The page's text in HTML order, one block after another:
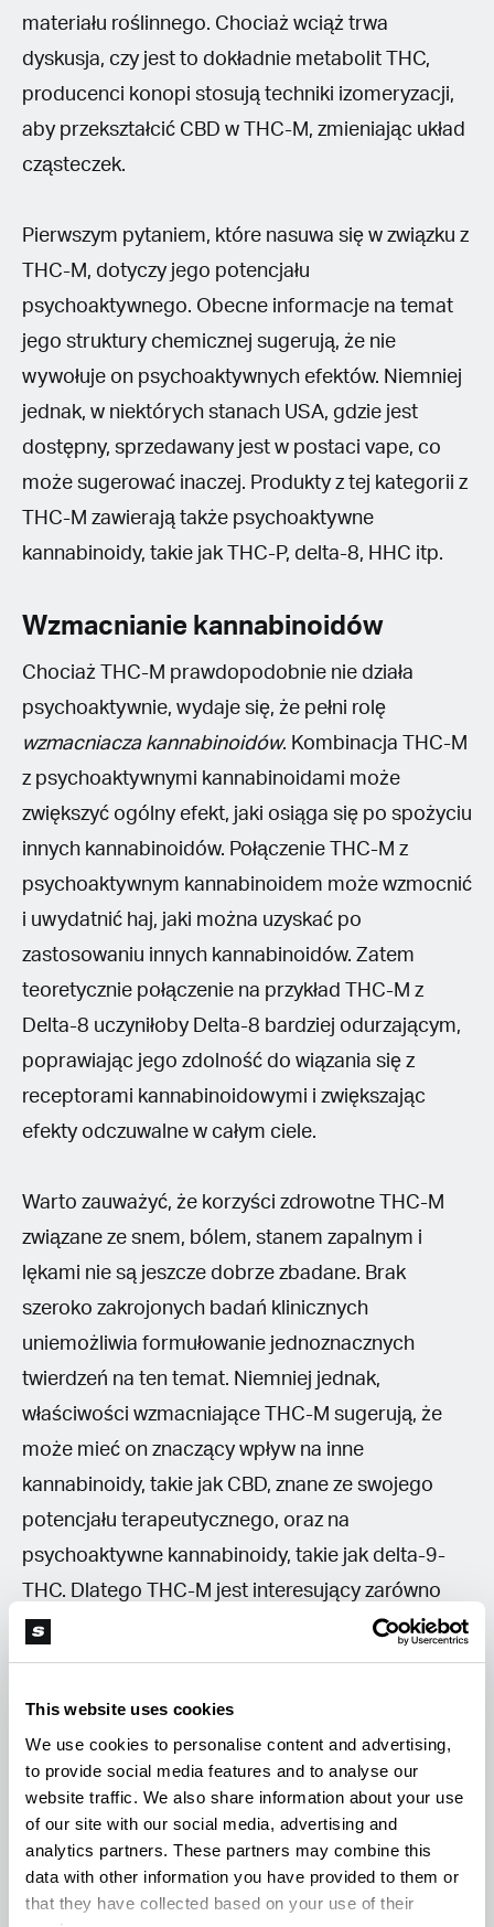
This website uses cookies
We use cookies to personalise content and advertising,
to provide social media features and to analyse our
website traffic. We also share information about your use
of our site with our social media, advertising and
analytics partners. These partners may combine this
data with other information you have provided to them or
that they have collected based on your use of their
materiału roślinnego. Chociaż wciąż trwa
dyskusja, czy jest to dokładnie metabolit THC,
producenci konopi stosują techniki izomeryzacji,
aby przekształcić CBD w THC-M, zmieniając układ
cząsteczek.
Pierwszym pytaniem, które nasuwa się w związku z
THC-M, dotyczy jego potencjału
psychoaktywnego. Obecne informacje na temat
jego struktury chemicznej sugerują, że nie
wywołuje on psychoaktywnych efektów. Niemniej
jednak, w niektórych stanach USA, gdzie jest
dostępny, sprzedawany jest w postaci vape, co
może sugerować inaczej. Produkty z tej kategorii z
THC-M zawierają także psychoaktywne
kannabinoidy, takie jak THC-P, delta-8, HHC itp.
Wzmacnianie kannabinoidów
Chociaż THC-M prawdopodobnie nie działa
psychoaktywnie, wydaje się, że pełni rolę
wzmacniacza kannabinoidów. Kombinacja THC-M
z psychoaktywnymi kannabinoidami może
zwiększyć ogólny efekt, jaki osiąga się po spożyciu
innych kannabinoidów. Połączenie THC-M z
psychoaktywnym kannabinoidem może wzmocnić
i uwydatnić haj, jaki można uzyskać po
zastosowaniu innych kannabinoidów. Zatem
teoretycznie połączenie na przykład THC-M z
Delta-8 uczyniłoby Delta-8 bardziej odurzającym,
poprawiając jego zdolność do wiązania się z
receptorami kannabinoidowymi i zwiększając
efekty odczuwalne w całym ciele.
Warto zauważyć, że korzyści zdrowotne THC-M
związane ze snem, bólem, stanem zapalnym i
lękami nie są jeszcze dobrze zbadane. Brak
szeroko zakrojonych badań klinicznych
uniemożliwia formułowanie jednoznacznych
twierdzeń na ten temat. Niemniej jednak,
właściwości wzmacniające THC-M sugerują, że
może mieć on znaczący wpływ na inne
kannabinoidy, takie jak CBD, znane ze swojego
potencjału terapeutycznego, oraz na
psychoaktywne kannabinoidy, takie jak delta-9-
THC. Dlatego THC-M jest interesujący zarówno
dla użytkowników rekreacyjnych, jak i osób
poszukujących medycznej terapii.
THC-M jest legalne na mocy ustawy Farm Bill z
2018 roku, która zezwala na produkty z konopi
zawierające mniej niż 0,3% delta 9 THC. THC-M
nie jest delta-9-THC, co oznacza, że nie ma
ograniczeń co do jego dostępności na rynku.